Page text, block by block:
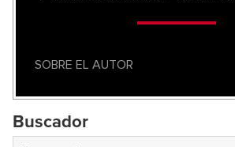
SOBRE EL AUTOR
Buscador